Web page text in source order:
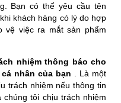
Bạn có thể yêu cầu tên
khách hàng có lý do hợp
việc ra mắt sản phẩm
nhiệm thông báo cho
nhân của bạn
. Là một
trách nhiệm nếu thông tin
tôi chịu trách nhiệm